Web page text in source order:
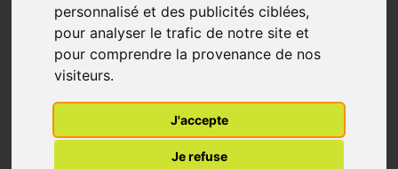
personnalisé et des publicités ciblées,
pour analyser le trafic de notre site et
pour comprendre la provenance de nos
visiteurs.
J'accepte
Je refuse